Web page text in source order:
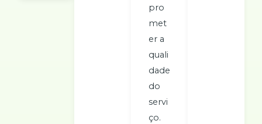
pro
met
er a
quali
dade
do
servi
ço.